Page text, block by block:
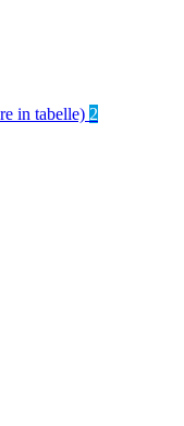
in tabelle) 2